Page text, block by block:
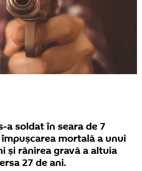
a soldat în seara de 7
mortală a unui
și rănirea gravă a altuia
27 de ani.